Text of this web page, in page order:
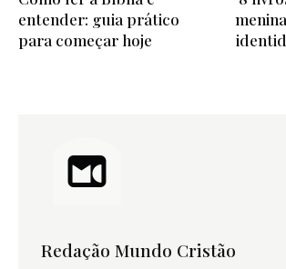
entender: guia prático
para começar hoje
Redação Mundo Cristão